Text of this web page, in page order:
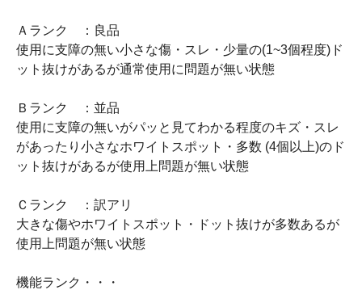
Ａランク ：良品
使用に支障の無い小さな傷・スレ・少量の(1~3個程度)ド
ット抜けがあるが通常使用に問題が無い状態
Ｂランク ：並品
使用に支障の無いがパッと見てわかる程度のキズ・スレ
があったり小さなホワイトスポット・多数 (4個以上)のド
ット抜けがあるが使用上問題が無い状態
Ｃランク ：訳アリ
大きな傷やホワイトスポット・ドット抜けが多数あるが
使用上問題が無い状態
機能ランク・・・